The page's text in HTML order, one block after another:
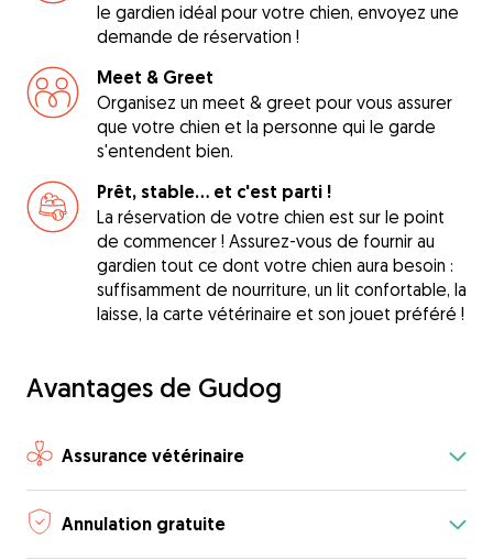
le gardien idéal pour votre chien, envoyez une
demande de réservation !
Meet & Greet
Organisez un meet & greet pour vous assurer
que votre chien et la personne qui le garde
s'entendent bien.
Prêt, stable... et c'est parti !
La réservation de votre chien est sur le point
de commencer ! Assurez-vous de fournir au
gardien tout ce dont votre chien aura besoin :
suffisamment de nourriture, un lit confortable, la
laisse, la carte vétérinaire et son jouet préféré !
Avantages de Gudog
Assurance vétérinaire
Annulation gratuite